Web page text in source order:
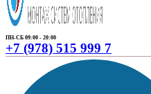
ПН-СБ 09:00 - 20:00
+7 (978) 515 999 7